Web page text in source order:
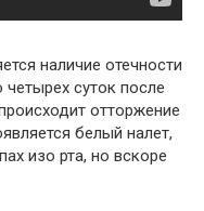
наличие отечности
суток после
отторжение
белый налет,
изо рта, но вскоре